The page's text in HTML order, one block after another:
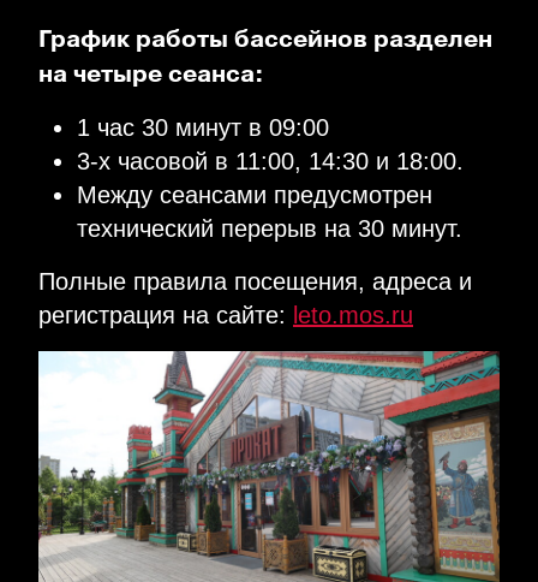
График работы бассейнов разделен
на четыре сеанса:
1 час 30 минут в 09:00
3-х часовой в 11:00, 14:30 и 18:00.
Между сеансами предусмотрен
технический перерыв на 30 минут.
Полные правила посещения, адреса и
регистрация на сайте: leto.mos.ru